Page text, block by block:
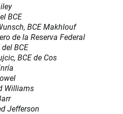
BCE
BCE Makhlouf
de la Reserva Federal
BCE
BCE de Cos
Williams
Jefferson